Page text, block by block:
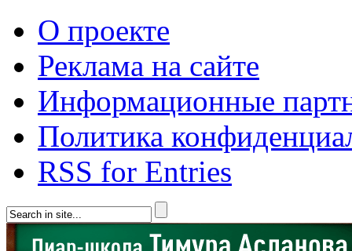
О проекте
Реклама на сайте
Информационные
Политика
RSS for Entries